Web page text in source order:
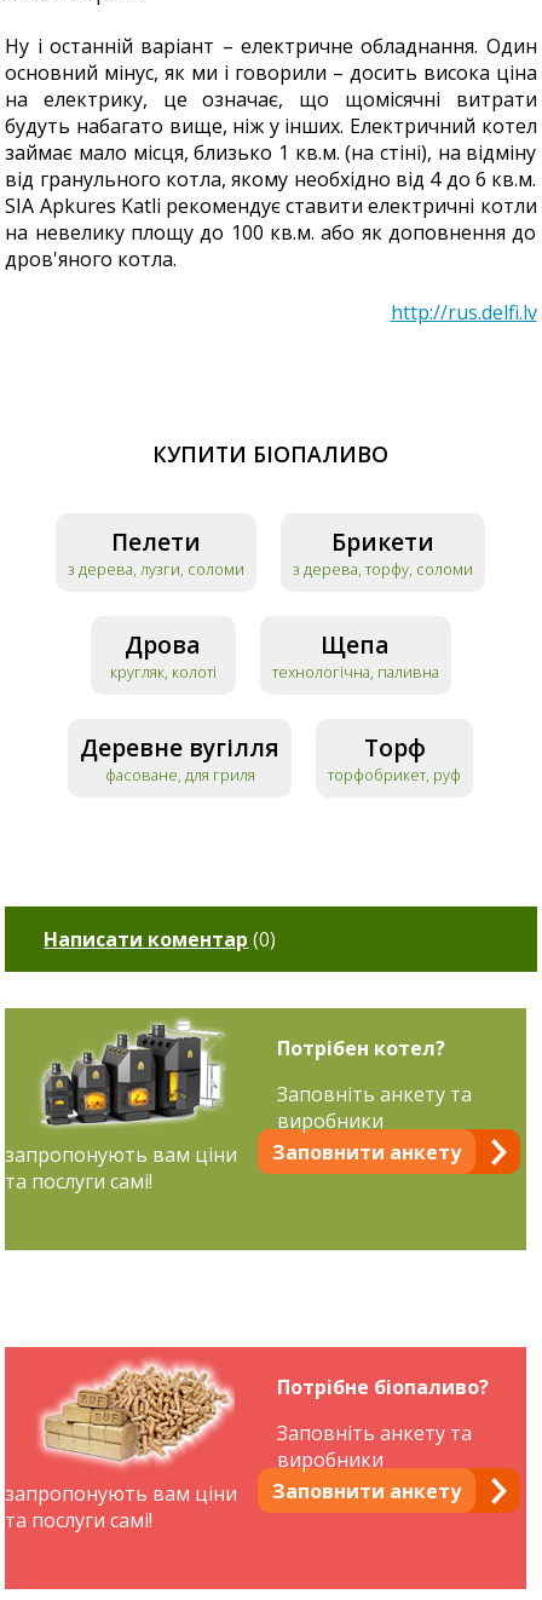
Ну і останній варіант – електричне обладнання. Один
основний мінус, як ми і говорили – досить висока ціна
на електрику, це означає, що щомісячні витрати
будуть набагато вище, ніж у інших. Електричний котел
займає мало місця, близько 1 кв.м. (на стіні), на відміну
від гранульного котла, якому необхідно від 4 до 6 кв.м.
SIA Apkures Katli рекомендує ставити електричні котли
на невелику площу до 100 кв.м. або як доповнення до
дров'яного котла.
http://rus.delfi.lv
КУПИТИ БІОПАЛИВО
Пелети
з дерева, лузги, соломи
Брикети
з дерева, торфу, соломи
Дрова
кругляк, колоті
Щепа
технологічна, паливна
Деревне вугілля
фасоване, для гриля
Торф
торфобрикет, руф
Написати коментар (0)
Потрібен котел?
Заповнити анкету
Заповніть анкету та
виробники
запропонують вам ціни
та послуги самі!
Потрібне біопаливо?
Заповнити анкету
Заповніть анкету та
виробники
запропонують вам ціни
та послуги самі!